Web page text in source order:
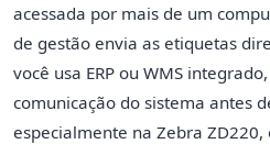
acessada por mais de um
de gestão envia as etiquetas
você usa ERP ou WMS
comunicação do sistema antes
especialmente na Zebra